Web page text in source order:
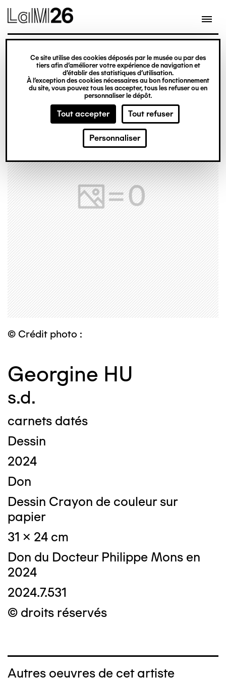
Gestion des cookies
Ce site utilise des cookies déposés par le musée ou par des
tiers afin d’améliorer votre expérience de navigation et
d’établir des statistiques d’utilisation.
À l’exception des cookies nécessaires au bon fonctionnement
du site, vous pouvez tous les accepter, tous les refuser ou en
personnaliser le dépôt.
Tout accepter Tout refuser
Personnaliser
contenu
© Crédit photo :
Georgine HU
s.d.
carnets datés
Dessin
2024
Don
Dessin Crayon de couleur sur
papier
31 x 24 cm
Don du Docteur Philippe Mons en
2024
2024.7.531
© droits réservés
Autres oeuvres de cet artiste